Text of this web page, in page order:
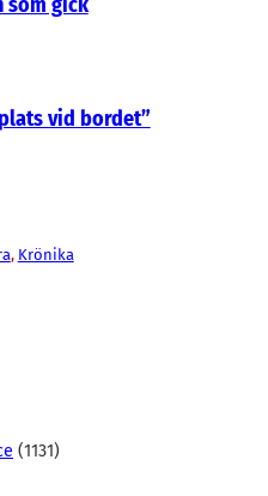
vid bordet”
, Krönika
(1131)